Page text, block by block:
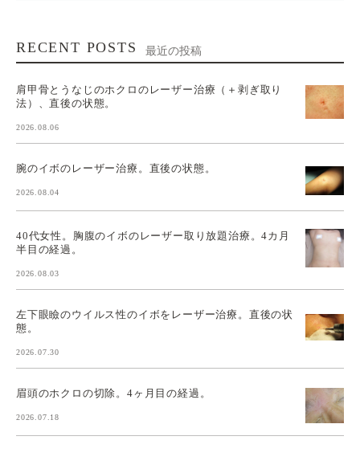
RECENT POSTS 最近の投稿
肩甲骨とうなじのホクロのレーザー治療（＋剥ぎ取り
法）、直後の状態。
2026.08.06
腕のイボのレーザー治療。直後の状態。
2026.08.04
40代女性。胸腹のイボのレーザー取り放題治療。4カ月
半目の経過。
2026.08.03
左下眼瞼のウイルス性のイボをレーザー治療。直後の状
態。
2026.07.30
眉頭のホクロの切除。4ヶ月目の経過。
2026.07.18